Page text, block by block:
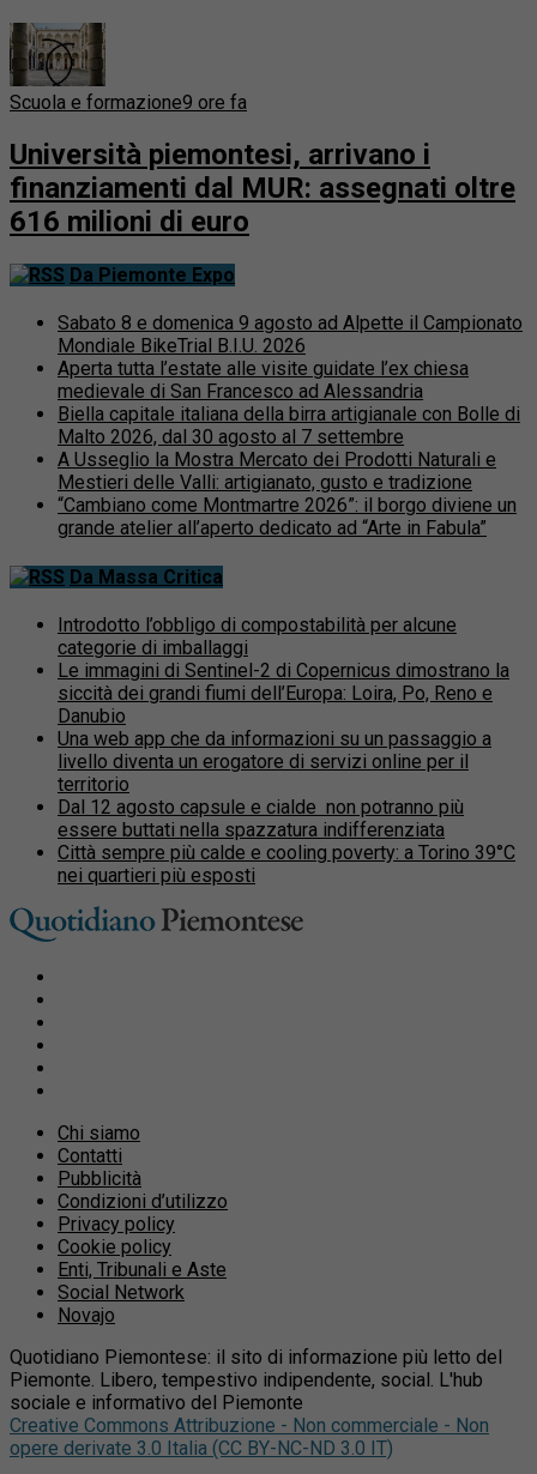
Scuola e formazione9 ore fa
Università piemontesi, arrivano i
finanziamenti dal MUR: assegnati oltre
616 milioni di euro
Da Piemonte Expo
Sabato 8 e domenica 9 agosto ad Alpette il Campionato
Mondiale BikeTrial B.I.U. 2026
Aperta tutta l’estate alle visite guidate l’ex chiesa
medievale di San Francesco ad Alessandria
Biella capitale italiana della birra artigianale con Bolle di
Malto 2026, dal 30 agosto al 7 settembre
A Usseglio la Mostra Mercato dei Prodotti Naturali e
Mestieri delle Valli: artigianato, gusto e tradizione
“Cambiano come Montmartre 2026”: il borgo diviene un
grande atelier all’aperto dedicato ad “Arte in Fabula”
Da Massa Critica
Introdotto l’obbligo di compostabilità per alcune
categorie di imballaggi
Le immagini di Sentinel-2 di Copernicus dimostrano la
siccità dei grandi fiumi dell’Europa: Loira, Po, Reno e
Danubio
Una web app che da informazioni su un passaggio a
livello diventa un erogatore di servizi online per il
territorio
Dal 12 agosto capsule e cialde non potranno più
essere buttati nella spazzatura indifferenziata
Città sempre più calde e cooling poverty: a Torino 39°C
nei quartieri più esposti
Chi siamo
Contatti
Pubblicità
Condizioni d’utilizzo
Privacy policy
Cookie policy
Enti, Tribunali e Aste
Social Network
Novajo
Quotidiano Piemontese: il sito di informazione più letto del
Piemonte. Libero, tempestivo indipendente, social. L'hub
sociale e informativo del Piemonte
Creative Commons Attribuzione - Non commerciale - Non
opere derivate 3.0 Italia (CC BY-NC-ND 3.0 IT)